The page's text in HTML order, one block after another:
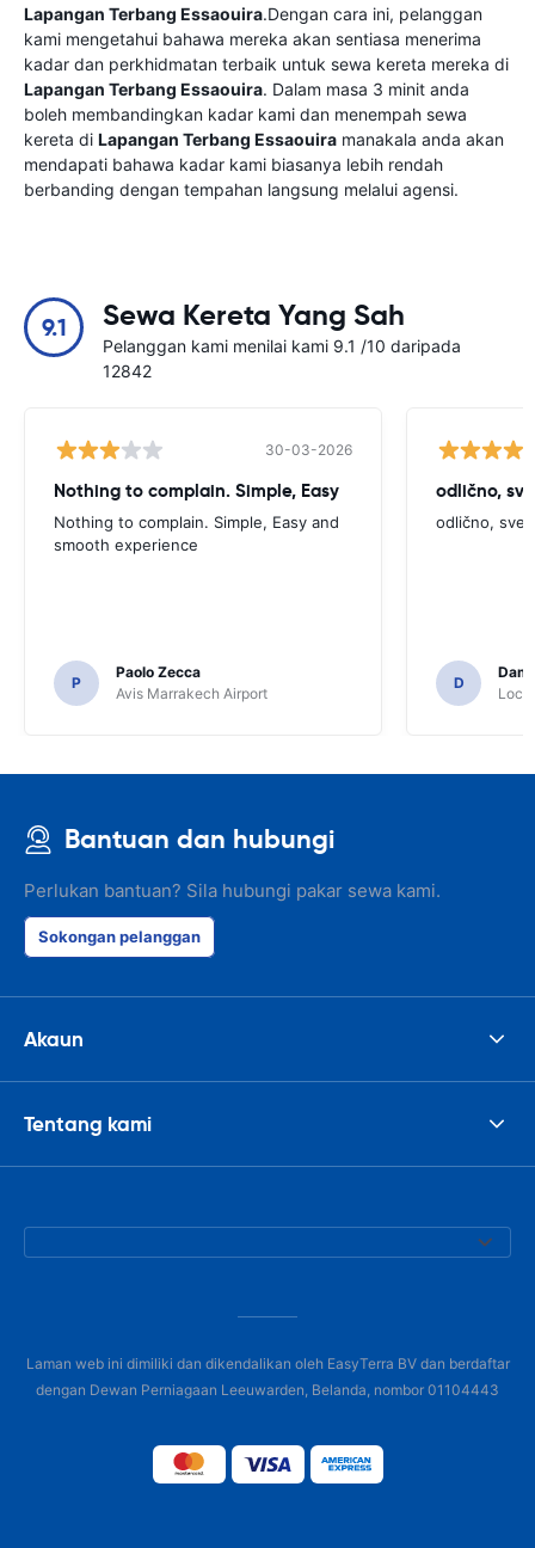
Lapangan Terbang Essaouira.Dengan cara ini, pelanggan
kami mengetahui bahawa mereka akan sentiasa menerima
kadar dan perkhidmatan terbaik untuk sewa kereta mereka di
Lapangan Terbang Essaouira. Dalam masa 3 minit anda
boleh membandingkan kadar kami dan menempah sewa
kereta di Lapangan Terbang Essaouira manakala anda akan
mendapati bahawa kadar kami biasanya lebih rendah
berbanding dengan tempahan langsung melalui agensi.
9.1 Sewa Kereta Yang Sah
Pelanggan kami menilai kami 9.1 /10 daripada
12842
30-03-2026
Nothing to complain. Simple, Easy
Nothing to complain. Simple, Easy and
smooth experience
P
Paolo Zecca
Avis Marrakech Airport
odlično,
odlično, sve
D
Bantuan dan hubungi
Perlukan bantuan? Sila hubungi pakar sewa kami.
Sokongan pelanggan
Akaun
Tentang kami
Laman web ini dimiliki dan dikendalikan oleh EasyTerra BV dan berdaftar
dengan Dewan Perniagaan Leeuwarden, Belanda, nombor 01104443